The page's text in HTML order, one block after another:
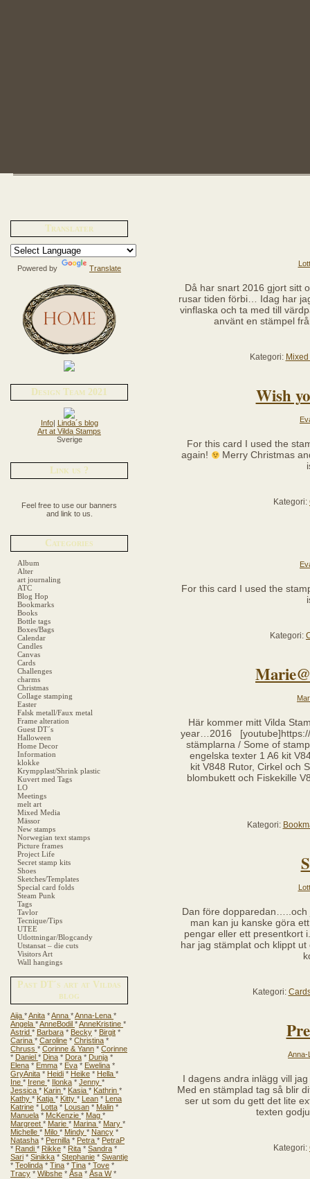
Translater
Powered by Translate
Design Team 2021
Info|
Linda´s blog
Art at Vilda Stamps
Sverige
Link us ?
Feel free to use our banners
and link to us.
Categories
Album
Alter
art journaling
ATC
Blog Hop
Bookmarks
Books
Bottle tags
Boxes/Bags
Calendar
Candles
Canvas
Cards
Challenges
charms
Christmas
Collage stamping
Easter
Falsk metall/Faux metal
Frame alteration
Guest DT´s
Halloween
Home Decor
Information
klokke
Krympplast/Shrink plastic
Kuvert med Tags
LO
Meetings
melt art
Mixed Media
Mässor
New stamps
Norwegian text stamps
Picture frames
Project Life
Secret stamp kits
Shoes
Sketches/Templates
Special card folds
Steam Punk
Tags
Tavlor
Tecnique/Tips
UTEE
Utlottningar/Blogcandy
Utstansat – die cuts
Visitors Art
Wall hangings
Past DT´s art at Vildas
blog
Aija *Anita *Anna *Anna-Lena *
Angela *AnneBodil *AnneKristine *
Astrid * Barbara * Becky * Birgit *
Carina * Caroline * Christina *
Chruss * Corinne & Yann * Corinne
* Daniel * Dina * Dora * Dunja *
Elena * Emma * Eva * Ewelina *
GryAnita * Heidi * Heike * Hella *
Ine * Irene * Ilonka * Jenny *
Jessica * Karin * Kasia * Kathrin *
Kathy * Katja * Kitty * Lean *
Lena
Katrine * Lotta * Lousan * Malin *
Manuela * McKenzie * Mag *
Margreet * Marie * Marina * Mary *
Michelle * Milo * Mindy * Nancy *
Natasha * Pernilla * Petra * PetraP
* Randi * Rikke * Rita * Sandra *
Sari * Sinikka * Stephanie * Swantje
* Teolinda * Tina * Tina * Tove *
Tracy * Wibshe * Åsa * Åsa W*
Då har snart 2016 gjort sitt
rusar tiden förbi… Idag har
vinflaska och ta med till
använt en stämpel
Kategori:
Wish
For this card I used the
again!
Merry Christmas
Kategori:
For this card I used the
Kategori:
Här kommer mitt Vilda
year…2016 [youtube]https://
stämplarna / Some of
engelska texter 1 A6 kit
kit V848 Rutor, Cirkel och
blombukett och Fiskekille
Kategori:
Dan före dopparedan…..och
man kan ju kanske göra
pengar eller ett presentkort
har jag stämplat och klippt
Kategori:
Anna-
I dagens andra inlägg vill
Med en stämplad tag så blir
ser ut som du gett det lite
texten
Kategori: